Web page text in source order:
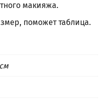
макияжа.
поможеттаблица.